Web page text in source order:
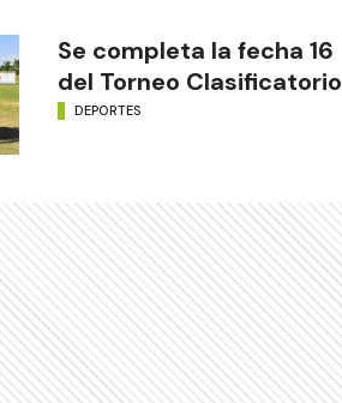
Se completa la fecha 16
del Torneo Clasificatorio
DEPORTES